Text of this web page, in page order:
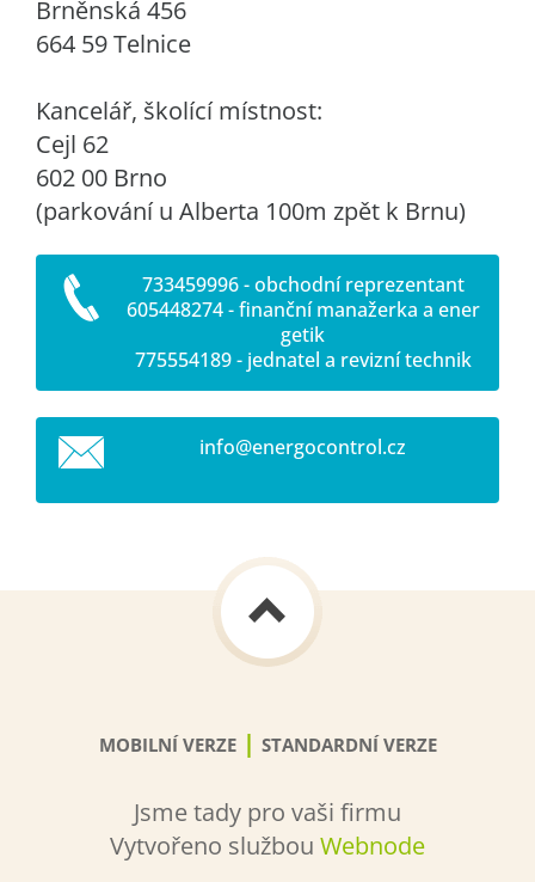
Brněnská 456
664 59 Telnice
Kancelář, školící místnost:
Cejl 62
602 00 Brno
(parkování u Alberta 100m zpět k Brnu)
733459996 - obchodní reprezentant
605448274 - finanční manažerka a ener
getik
775554189 - jednatel a revizní technik
info@energocontrol.cz
MOBILNÍ VERZE | STANDARDNÍ VERZE
Jsme tady pro vaši firmu
Vytvořeno službou Webnode